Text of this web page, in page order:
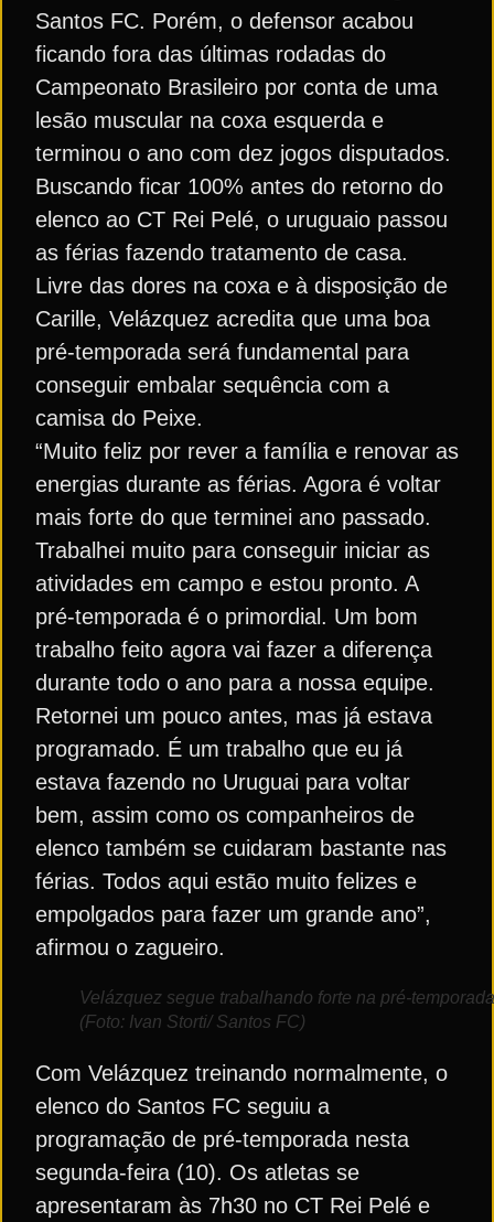
Santos FC. Porém, o defensor acabou
ficando fora das últimas rodadas do
Campeonato Brasileiro por conta de uma
lesão muscular na coxa esquerda e
terminou o ano com dez jogos disputados.
Buscando ficar 100% antes do retorno do
elenco ao CT Rei Pelé, o uruguaio passou
as férias fazendo tratamento de casa.
Livre das dores na coxa e à disposição de
Carille, Velázquez acredita que uma boa
pré-temporada será fundamental para
conseguir embalar sequência com a
camisa do Peixe.
“Muito feliz por rever a família e renovar as
energias durante as férias. Agora é voltar
mais forte do que terminei ano passado.
Trabalhei muito para conseguir iniciar as
atividades em campo e estou pronto. A
pré-temporada é o primordial. Um bom
trabalho feito agora vai fazer a diferença
durante todo o ano para a nossa equipe.
Retornei um pouco antes, mas já estava
programado. É um trabalho que eu já
estava fazendo no Uruguai para voltar
bem, assim como os companheiros de
elenco também se cuidaram bastante nas
férias. Todos aqui estão muito felizes e
empolgados para fazer um grande ano”,
afirmou o zagueiro.
Velázquez segue trabalhando forte na pré-temporada
(Foto: Ivan Storti/ Santos FC)
Com Velázquez treinando normalmente, o
elenco do Santos FC seguiu a
programação de pré-temporada nesta
segunda-feira (10). Os atletas se
apresentaram às 7h30 no CT Rei Pelé e